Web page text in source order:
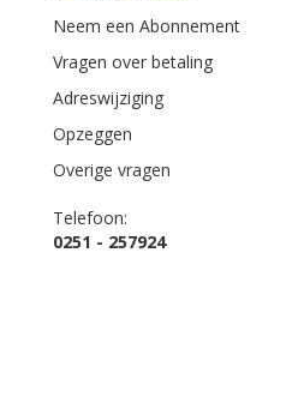
Neem een Abonnement
Vragen over betaling
Adreswijziging
Opzeggen
Overige vragen
Telefoon:
0251 - 257924